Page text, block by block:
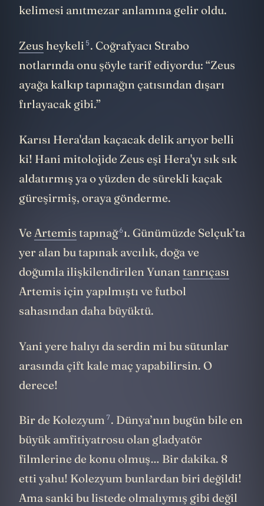
kelimesi anıtmezar anlamına gelir oldu.
Zeus heykeli 5. Coğrafyacı Strabo
notlarında onu şöyle tarif ediyordu: “Zeus
ayağa kalkıp tapınağın çatısından dışarı
fırlayacak gibi.”
Karısı Hera'dan kaçacak delik arıyor belli
ki! Hani mitolojide Zeus eşi Hera'yı sık sık
aldatırmış ya o yüzden de sürekli kaçak
güreşirmiş, oraya gönderme.
Ve Artemis tapınağ6ı. Günümüzde Selçuk’ta
yer alan bu tapınak avcılık, doğa ve
doğumla ilişkilendirilen Yunan tanrıçası
Artemis için yapılmıştı ve futbol
sahasından daha büyüktü.
Yani yere halıyı da serdin mi bu sütunlar
arasında çift kale maç yapabilirsin. O
derece!
Bir de Kolezyum 7. Dünya’nın bugün bile en
büyük amfitiyatrosu olan gladyatör
filmlerine de konu olmuş… Bir dakika. 8
etti yahu! Kolezyum bunlardan biri değildi!
Ama sanki bu listede olmalıymış gibi değil